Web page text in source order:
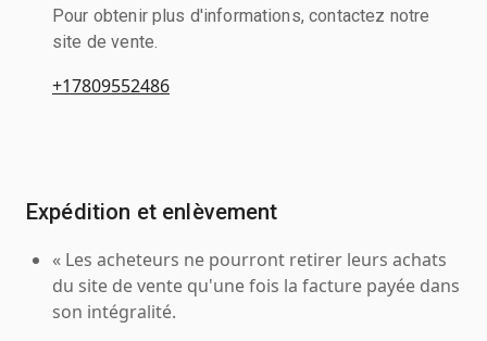
Pour obtenir plus d'informations, contactez notre
site de vente.
+17809552486
Expédition et enlèvement
« Les acheteurs ne pourront retirer leurs achats
du site de vente qu'une fois la facture payée dans
son intégralité.